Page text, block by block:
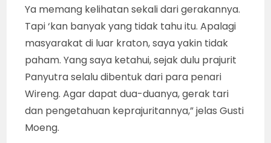
Ya memang kelihatan sekali dari gerakannya.
Tapi ‘kan banyak yang tidak tahu itu. Apalagi
masyarakat di luar kraton, saya yakin tidak
paham. Yang saya ketahui, sejak dulu prajurit
Panyutra selalu dibentuk dari para penari
Wireng. Agar dapat dua-duanya, gerak tari
dan pengetahuan keprajuritannya,” jelas Gusti
Moeng.